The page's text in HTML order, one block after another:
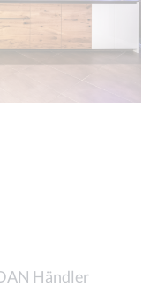
Händler